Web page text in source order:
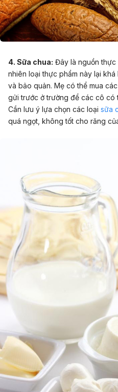
4. Sữa chua: Đây là nguồn
nhiên loại thực phẩm này lại
và bảo quản. Mẹ có thể mua
gửi trước ở trường để các cô có
Cần lưu ý lựa chọn các loại sữa
quá ngọt, không tốt cho răng